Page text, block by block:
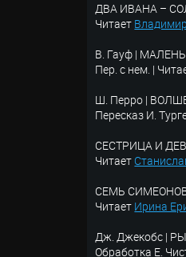
ДВА ИВАНА –
Читает
В. Гауф |
Пер. с нем. |
Ш. Перро |
Пересказ И.
СЕСТРИЦА И
Читает
СЕМЬ СИМЕОНОВ
Читает Ирина
Дж. Джекобс |
Обработка Е.